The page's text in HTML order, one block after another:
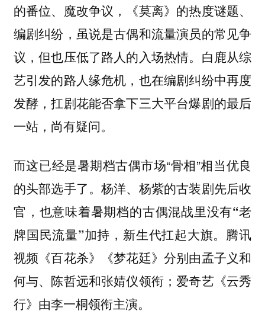
的番位、魔改争议，《莫离》的热度谜题、
编剧纠纷，虽说是古偶和流量演员的常见争
议，但也压低了路人的入场热情。白鹿从综
艺引发的路人缘危机，也在编剧纠纷中再度
发酵，扛剧花能否拿下三大平台爆剧的最后
一站，尚有疑问。
而这已经是暑期档古偶市场“骨相”相当优良
的头部选手了。杨洋、杨紫的古装剧先后收
官，也意味着暑期档的古偶混战里没有“老
牌国民流量”加持，新生代扛起大旗。 腾讯
视频《百花杀》《梦花廷》分别由孟子义和
何与、陈哲远和张婧仪领衔；爱奇艺《云秀
行》由李一桐领衔主演。